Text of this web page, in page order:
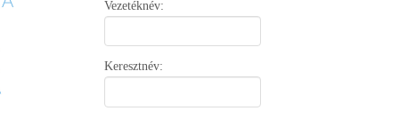
Vezetéknév:
Keresztnév: